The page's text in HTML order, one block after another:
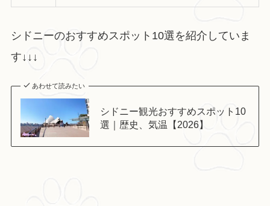
シドニーのおすすめスポット10選を紹介していま
す↓↓↓
あわせて読みたい
シドニー観光おすすめスポット10
選｜歴史、気温【2026】